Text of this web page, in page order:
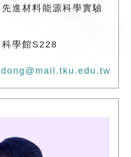
進材料能源科學實驗
學館S228